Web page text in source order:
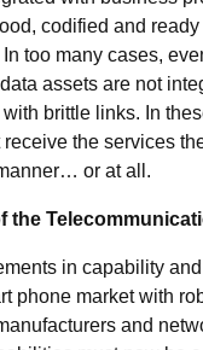
codified and
In too many cases,
assets are not
brittle links. In
the services
or at all.
the
in capability
phone market with
and